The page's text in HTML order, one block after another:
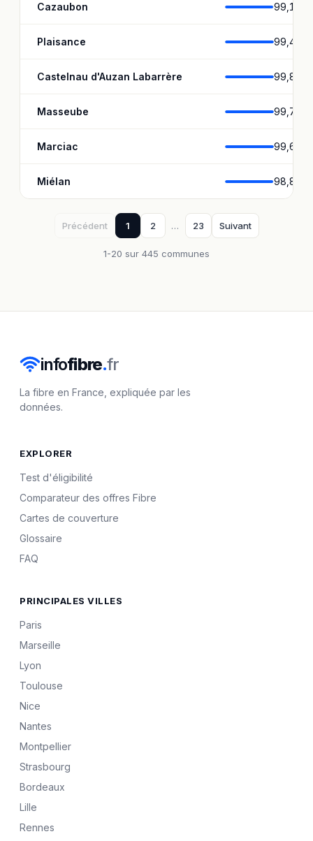
Cazaubon 99,1 %
Plaisance 99,4 %
Castelnau d'Auzan Labarrère 99,8 %
Masseube 99,7 %
Marciac 99,6 %
Miélan 98,8 %
Précédent 1 2 … 23 Suivant
1-20 sur 445 communes
infofibre.fr
La fibre en France, expliquée par les
données.
EXPLORER
Test d'éligibilité
Comparateur des offres Fibre
Cartes de couverture
Glossaire
FAQ
PRINCIPALES VILLES
Paris
Marseille
Lyon
Toulouse
Nice
Nantes
Montpellier
Strasbourg
Bordeaux
Lille
Rennes